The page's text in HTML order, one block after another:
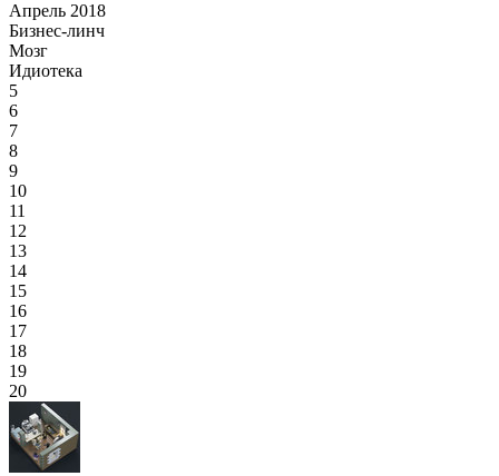
Апрель 2018
Бизнес-линч
Мозг
Идиотека
5
6
7
8
9
10
11
12
13
14
15
16
17
18
19
20